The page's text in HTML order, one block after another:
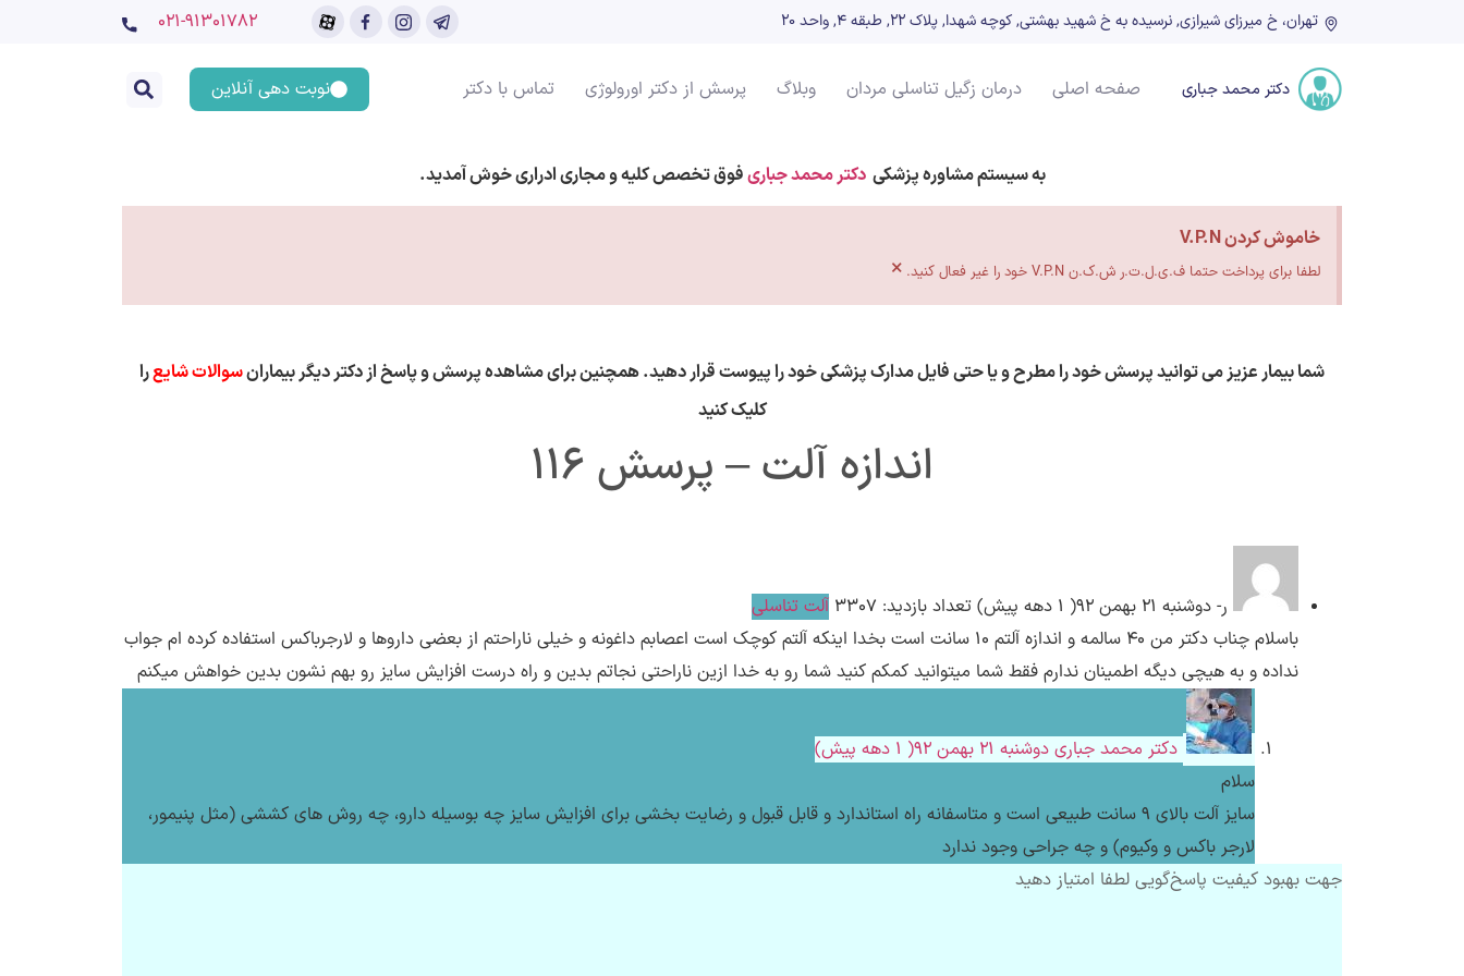
تهران، خ میرزای شیرازی, نرسیده به خ شهید بهشتی, کوچه شهدا, پلاک ۲۲, طبقه ۴, واحد 20 ۰۲۱-91301782
دکتر محمد جباری صفحه اصلی درمان زگیل تناسلی مردان وبلاگ پرسش از دکتر اورولوژی تماس با دکتر نوبت دهی آنلاین
به سیستم مشاوره پزشکیدکتر محمد جباریفوق تخصص کلیه و مجاری ادراری خوش آمدید.
خاموش کردن V.P.N
لطفا برای پرداخت حتما ف.ی.ل.ت.ر ش.ک.ن V.P.N خود را غیر فعال کنید. ×
شما بیمار عزیز می توانید پرسش خود را مطرح و یا حتی فایل مدارک پزشکی خود را پیوست قرار دهید. همچنین برای مشاهده پرسش و پاسخ از دکتر دیگر بیمارانسوالات شایعرا
کلیک کنید
اندازه آلت – پرسش 116
ر- دوشنبه ۲۱ بهمن ۹۲( 1 دهه پیش) تعداد بازدید: 3307
آلت تناسلی
باسلام چناب دکتر من 40 سالمه و اندازه آلتم 10 سانت است بخدا اینکه آلتم کوچک است اعصابم داغونه و خیلی ناراحتم از بعضی داروها و لارجرباکس استفاده کرده ام جواب
نداده و به هیچی دیگه اطمینان ندارم فقط شما میتوانید کمکم کنید شما رو به خدا ازین ناراحتی نجاتم بدین و راه درست افزایش سایز رو بهم نشون بدین خواهش میکنم
دکتر محمد جباری دوشنبه ۲۱ بهمن ۹۲( 1 دهه پیش)
سلام
سایز آلت بالای 9 سانت طبیعی است و متاسفانه راه استاندارد و قابل قبول و رضایت بخشی برای افزایش سایز چه بوسیله دارو، چه روش های کششی (مثل پنیمور،
لارجر باکس و وکیوم) و چه جراحی وجود ندارد
جهت بهبود کیفیت پاسخ‌گویی لطفا امتیاز دهید